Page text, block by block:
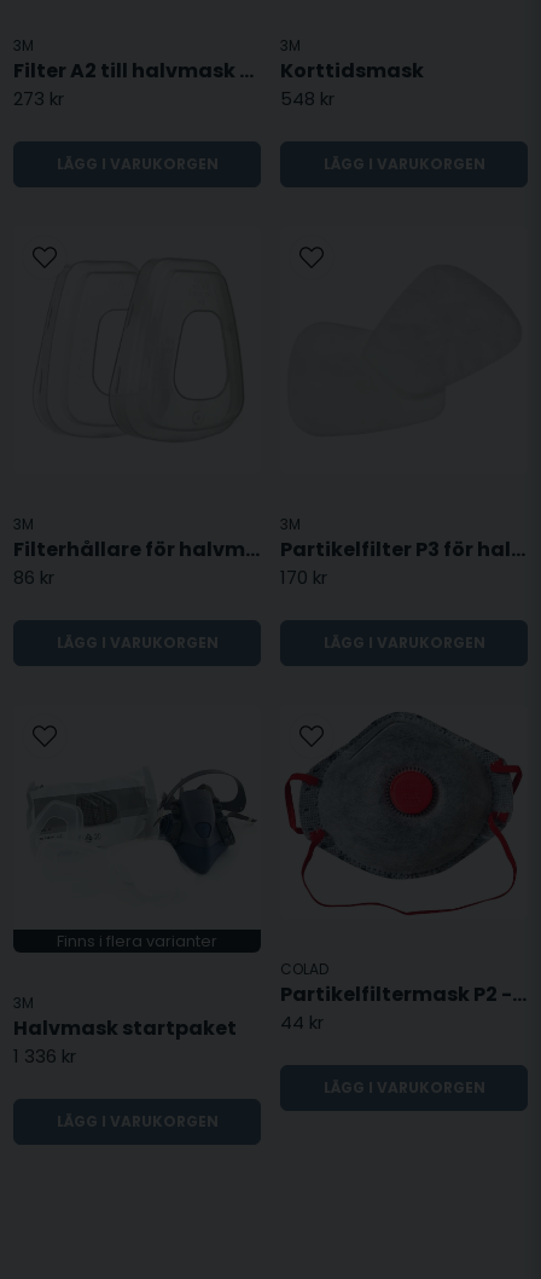
3M
Filter A2 till halvmask - 2pack
273 kr
LÄGG I VARUKORGEN
3M
Korttidsmask
548 kr
LÄGG I VARUKORGEN
3M
Filterhållare för halvmask - 2pack
86 kr
LÄGG I VARUKORGEN
3M
Partikelfilter P3 för halvmask - 2pack
170 kr
LÄGG I VARUKORGEN
Finns i flera varianter
3M
Halvmask startpaket
1 336 kr
LÄGG I VARUKORGEN
COLAD
Partikelfiltermask P2 - 1st
44 kr
LÄGG I VARUKORGEN